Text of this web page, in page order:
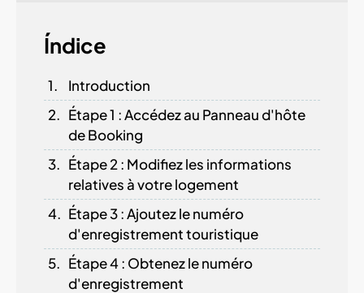
Índice
Introduction
Étape 1 : Accédez au Panneau d'hôte
de Booking
Étape 2 : Modifiez les informations
relatives à votre logement
Étape 3 : Ajoutez le numéro
d'enregistrement touristique
Étape 4 : Obtenez le numéro
d'enregistrement